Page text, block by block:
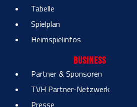
Tabelle
Spielplan
Heimspielinfos
Business
Partner & Sponsoren
TVH Partner-Netzwerk
Presse